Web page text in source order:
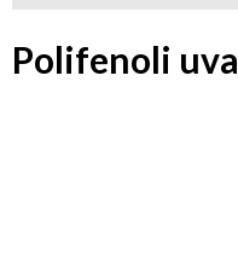
Polifenoli uva